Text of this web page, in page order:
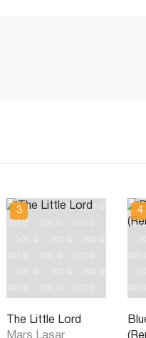
The Little Lord
Mars Lasar